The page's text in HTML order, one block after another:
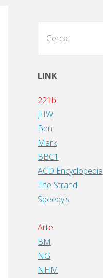
LINK
221b
JHW
Ben
Mark
BBC1
ACD Encyclopedia
The Strand
Speedy's
Arte
BM
NG
NHM